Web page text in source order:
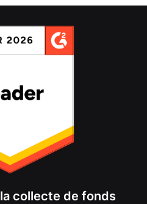
collecte de fonds